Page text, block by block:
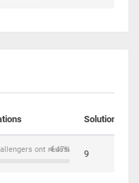
Solutions
4.47%
ont réussi 9